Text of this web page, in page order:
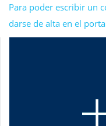
Para poder escribir un
darse de alta en el